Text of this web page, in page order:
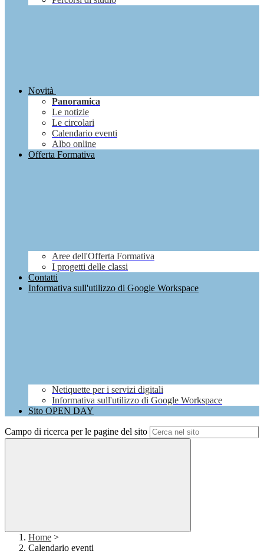
Novità
Panoramica
Le notizie
Le circolari
Calendario eventi
Albo online
Offerta Formativa
Aree dell'Offerta Formativa
I progetti delle classi
Contatti
Informativa sull'utilizzo di Google Workspace
Netiquette per i servizi digitali
Informativa sull'utilizzo di Google Workspace
Sito OPEN DAY
Campo di ricerca per le pagine del sito
Home >
Calendario eventi